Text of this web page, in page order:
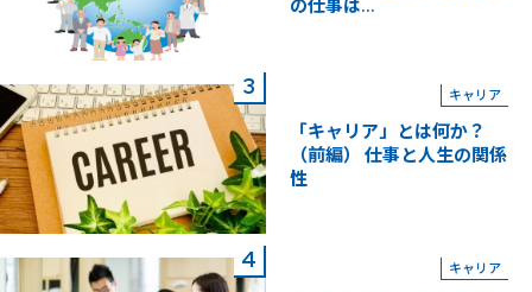
の仕事は...
キャリア
「キャリア」とは何か？
（前編） 仕事と人生の関係
性
キャリア